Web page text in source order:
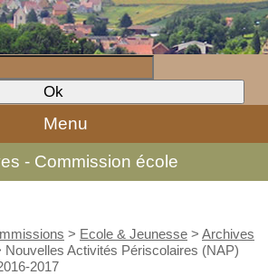
Menu
- Commission école
> Ecole & Jeunesse > Archives
Nouvelles Activités Périscolaires (NAP)
2017